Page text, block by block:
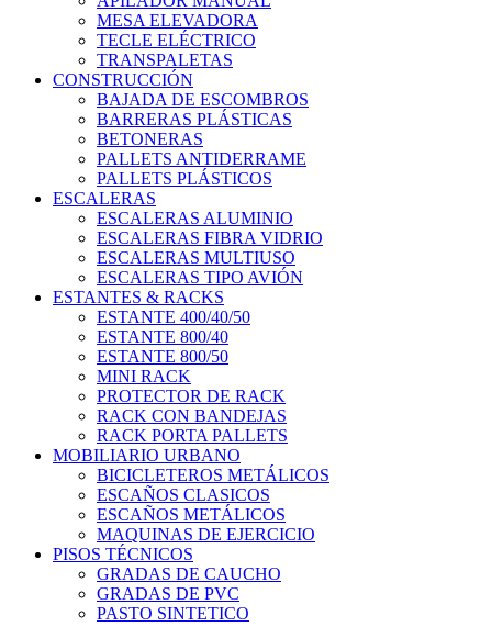
MESA ELEVADORA
TECLE ELÉCTRICO
TRANSPALETAS
CONSTRUCCIÓN
BAJADA DE ESCOMBROS
BARRERAS PLÁSTICAS
BETONERAS
PALLETS ANTIDERRAME
PALLETS PLÁSTICOS
ESCALERAS
ESCALERAS ALUMINIO
ESCALERAS FIBRA VIDRIO
ESCALERAS MULTIUSO
ESCALERAS TIPO AVIÓN
ESTANTES & RACKS
ESTANTE 400/40/50
ESTANTE 800/40
ESTANTE 800/50
MINI RACK
PROTECTOR DE RACK
RACK CON BANDEJAS
RACK PORTA PALLETS
MOBILIARIO URBANO
BICICLETEROS METÁLICOS
ESCAÑOS CLASICOS
ESCAÑOS METÁLICOS
MAQUINAS DE EJERCICIO
PISOS TÉCNICOS
GRADAS DE CAUCHO
GRADAS DE PVC
PASTO SINTETICO